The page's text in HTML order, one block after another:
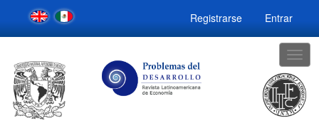
Navegación
principal
Contenido
Barra
lateral
Registrarse Entrar